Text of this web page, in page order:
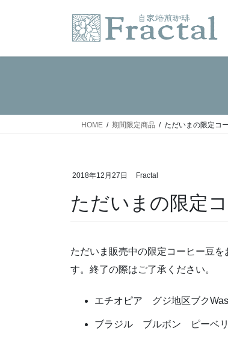
HOME 期間限定商品 ただいまの限定コ
2018年12月27日 Fractal
ただいまの限定
ただいま販売中の限定コーヒー豆
す。終了の際はご了承ください。
エチオピア グジ地区ブク
ブラジル ブルボン ピーベ